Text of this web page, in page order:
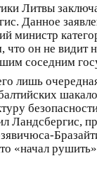
Литвы
Данное
министр
он не видит
соседним
лишь
Ландсбергис,
«начал